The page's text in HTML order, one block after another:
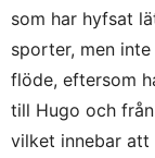
som har hyfsat
sporter, men
flöde, eftersom
till Hugo och
vilket innebar att